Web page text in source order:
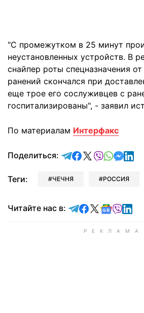
"С промежутком в 25 минут
неустановленных устройств. В
снайпер роты спецназначения
ранений скончался при
еще трое его сослуживцев с
госпитализированы", - заявил
По материалам Интерфакс
Поделиться: отправить в
поделиться в
поделиться в
Теги: ЧЕЧНЯ РОССИЯ
Читайте нас в: Читайте в
Читайте в
Читайте в X